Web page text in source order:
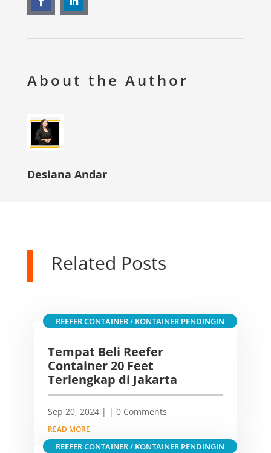
About the Author
Desiana Andar
Related Posts
Tempat Beli Reefer
Container 20 Feet
Terlengkap di Jakarta
Sep 20, 2024|
REEFER CONTAINER / KONTAINER PENDINGIN
| 0 Comments
READ MORE
REEFER CONTAINER / KONTAINER PENDINGIN